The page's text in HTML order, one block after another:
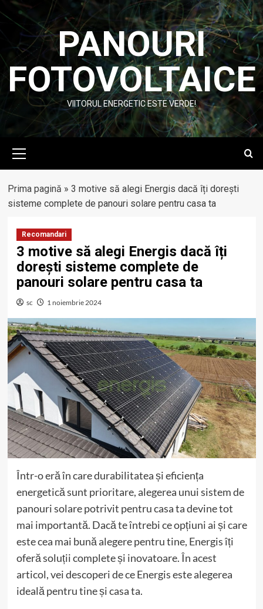
Skip
to
content
PANOURI
FOTOVOLTAICE
VIITORUL ENERGETIC ESTE VERDE!
Menu
Prima pagină » 3 motive să alegi Energis dacă îți dorești
sisteme complete de panouri solare pentru casa ta
Recomandari
3 motive să alegi Energis dacă îți
dorești sisteme complete de
panouri solare pentru casa ta
sc 1 noiembrie 2024
Într-o eră în care durabilitatea și eficiența
energetică sunt prioritare, alegerea unui sistem de
panouri solare potrivit pentru casa ta devine tot
mai importantă. Dacă te întrebi ce opțiuni ai și care
este cea mai bună alegere pentru tine, Energis îți
oferă soluții complete și inovatoare. În acest
articol, vei descoperi de ce Energis este alegerea
ideală pentru tine și casa ta.